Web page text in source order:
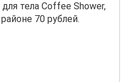
тела Coffee Shower,
70 рублей.